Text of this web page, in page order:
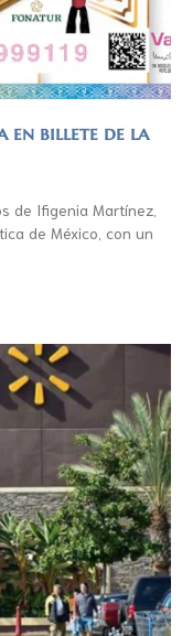
en billete de la
de Ifigenia Martínez,
de México, con un